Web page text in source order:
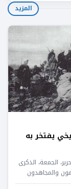
المزيد
يفتخر به
الجمعة، الذكرى
والمجاهدون